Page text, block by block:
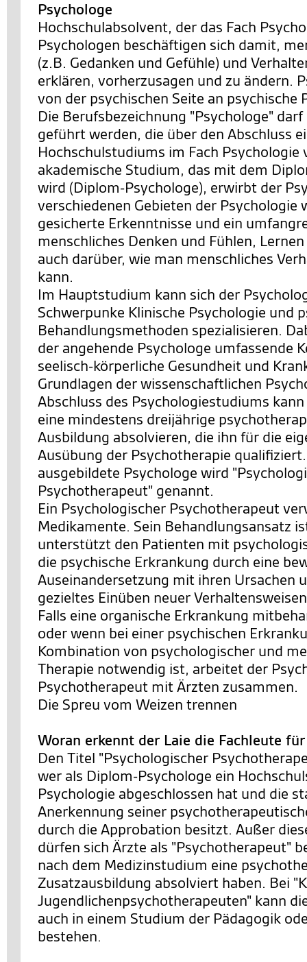
Psychologe
Hochschulabsolvent, der das Fach
Psychologen beschäftigen sich damit,
(z.B. Gedanken und Gefühle) und
erklären, vorherzusagen und zu ändern.
von der psychischen Seite an psychische
Die Berufsbezeichnung "Psychologe"
geführt werden, die über den Abschluss
Hochschulstudiums im Fach Psychologie
akademische Studium, das mit dem
wird (Diplom-Psychologe), erwirbt der
verschiedenen Gebieten der Psychologie
gesicherte Erkenntnisse und ein
menschliches Denken und Fühlen,
auch darüber, wie man menschliches
kann.
Im Hauptstudium kann sich der
Schwerpunke Klinische Psychologie und
Behandlungsmethoden spezialisieren.
der angehende Psychologe umfassende
seelisch-körperliche Gesundheit und
Grundlagen der wissenschaftlichen
Abschluss des Psychologiestudiums
eine mindestens dreijährige
Ausbildung absolvieren, die ihn für die
Ausübung der Psychotherapie
ausgebildete Psychologe wird
Psychotherapeut" genannt.
Ein Psychologischer Psychotherapeut
Medikamente. Sein Behandlungsansatz
unterstützt den Patienten mit
die psychische Erkrankung durch eine
Auseinandersetzung mit ihren Ursachen
gezieltes Einüben neuer
Falls eine organische Erkrankung
oder wenn bei einer psychischen
Kombination von psychologischer und
Therapie notwendig ist, arbeitet der
Psychotherapeut mit Ärzten zusammen.
Die Spreu vom Weizen trennen
Woran erkennt der Laie die Fachleute
Den Titel "Psychologischer
wer als Diplom-Psychologe ein
Psychologie abgeschlossen hat und die
Anerkennung seiner
durch die Approbation besitzt. Außer
dürfen sich Ärzte als "Psychotherapeut"
nach dem Medizinstudium eine
Zusatzausbildung absolviert haben. Bei
Jugendlichenpsychotherapeuten" kann
auch in einem Studium der Pädagogik
bestehen.